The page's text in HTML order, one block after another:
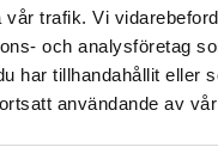
trafik. Vi
och analysföretag
har tillhandahållit eller
användande av
fantastiskt väldoftande
massera in mig över